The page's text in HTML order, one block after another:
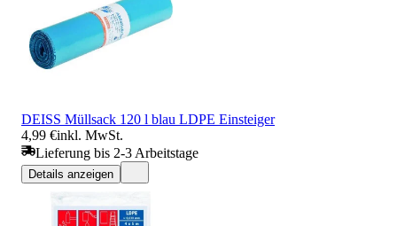
DEISS Müllsack 120 l blau LDPE Einsteiger
4,99 €inkl. MwSt.
Lieferung bis 2-3 Arbeitstage
Details anzeigen